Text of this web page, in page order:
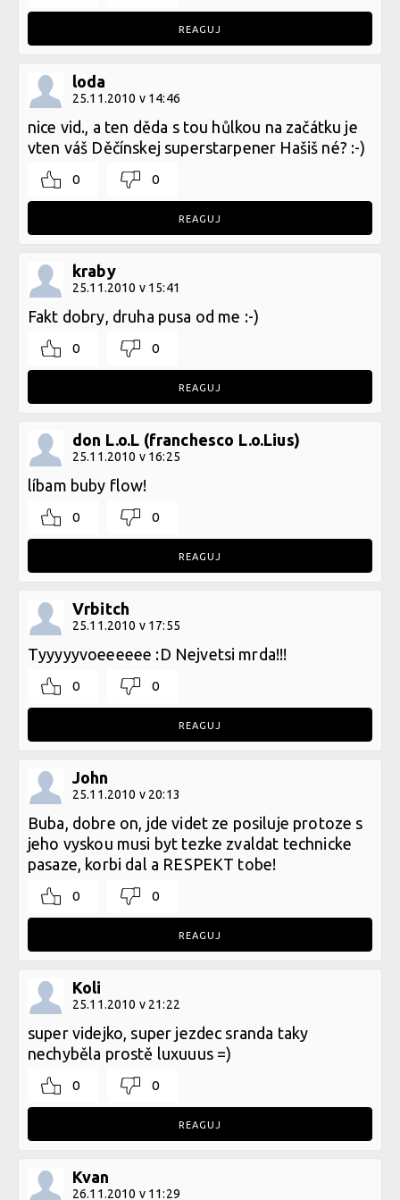
REAGUJ
loda
25.11.2010 v 14:46
nice vid., a ten děda s tou hůlkou na začátku je
vten váš Děčínskej superstarpener Hašiš né? :-)
0 0
REAGUJ
kraby
25.11.2010 v 15:41
Fakt dobry, druha pusa od me :-)
0 0
REAGUJ
don L.o.L (franchesco L.o.Lius)
25.11.2010 v 16:25
líbam buby flow!
0 0
REAGUJ
Vrbitch
25.11.2010 v 17:55
Tyyyyyvoeeeeee :D Nejvetsi mrda!!!
0 0
REAGUJ
John
25.11.2010 v 20:13
Buba, dobre on, jde videt ze posiluje protoze s
jeho vyskou musi byt tezke zvaldat technicke
pasaze, korbi dal a RESPEKT tobe!
0 0
REAGUJ
Koli
25.11.2010 v 21:22
super videjko, super jezdec sranda taky
nechyběla prostě luxuuus =)
0 0
REAGUJ
Kvan
26.11.2010 v 11:29